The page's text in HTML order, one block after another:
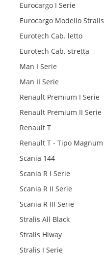
Eurocargo I Serie
Eurocargo Modello Stralis
Eurotech Cab. letto
Eurotech Cab. stretta
Man I Serie
Man II Serie
Renault Premium I Serie
Renault Premium II Serie
Renault T
Renault T - Tipo Magnum
Scania 144
Scania R I Serie
Scania R II Serie
Scania R III Serie
Stralis All Black
Stralis Hiway
Stralis I Serie